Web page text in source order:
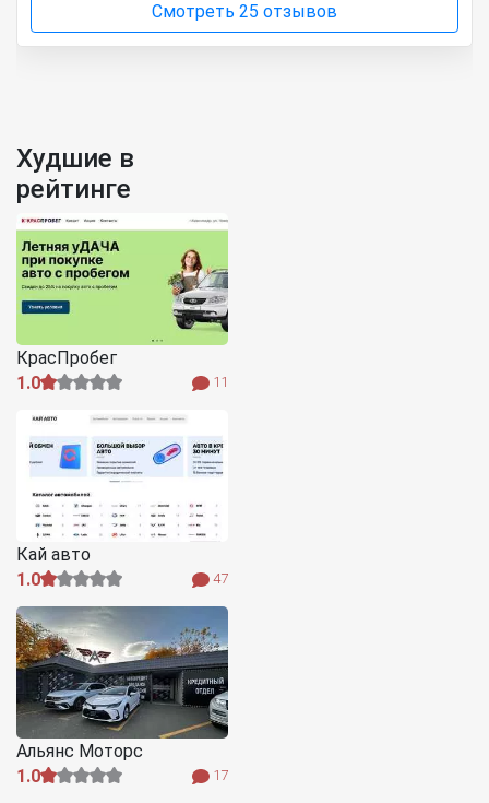
Смотреть 25 отзывов
Худшие в
рейтинге
КрасПробег
1.0
11
Кай авто
1.0
47
Альянс Моторс
1.0
17